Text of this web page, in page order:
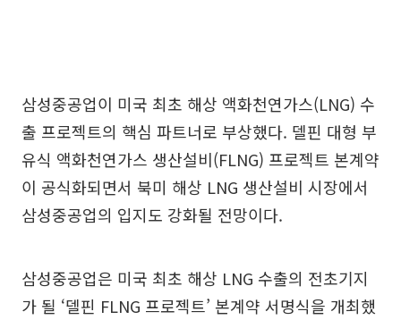
삼성중공업이 미국 최초 해상 액화천연가스(LNG) 수
출 프로젝트의 핵심 파트너로 부상했다. 델핀 대형 부
유식 액화천연가스 생산설비(FLNG) 프로젝트 본계약
이 공식화되면서 북미 해상 LNG 생산설비 시장에서
삼성중공업의 입지도 강화될 전망이다.
삼성중공업은 미국 최초 해상 LNG 수출의 전초기지
가 될 ‘델핀 FLNG 프로젝트’ 본계약 서명식을 개최했